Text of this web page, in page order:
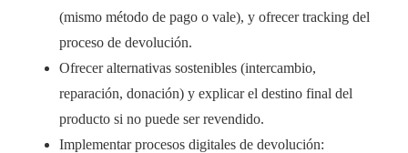
(mismo método de pago o vale), y ofrecer tracking del
proceso de devolución.
Ofrecer alternativas sostenibles (intercambio,
reparación, donación) y explicar el destino final del
producto si no puede ser revendido.
Implementar procesos digitales de devolución: